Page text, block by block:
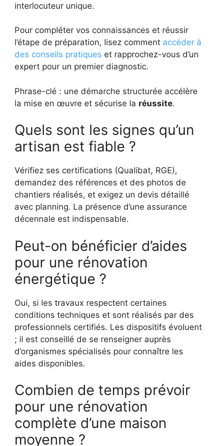
interlocuteur unique.
Pour compléter vos connaissances et réussir
l’étape de préparation, lisez comment accéder à
des conseils pratiques et rapprochez-vous d’un
expert pour un premier diagnostic.
Phrase-clé : une démarche structurée accélère
la mise en œuvre et sécurise la réussite.
Quels sont les signes qu’un
artisan est fiable ?
Vérifiez ses certifications (Qualibat, RGE),
demandez des références et des photos de
chantiers réalisés, et exigez un devis détaillé
avec planning. La présence d’une assurance
décennale est indispensable.
Peut-on bénéficier d’aides
pour une rénovation
énergétique ?
Oui, si les travaux respectent certaines
conditions techniques et sont réalisés par des
professionnels certifiés. Les dispositifs évoluent
; il est conseillé de se renseigner auprès
d’organismes spécialisés pour connaître les
aides disponibles.
Combien de temps prévoir
pour une rénovation
complète d’une maison
moyenne ?